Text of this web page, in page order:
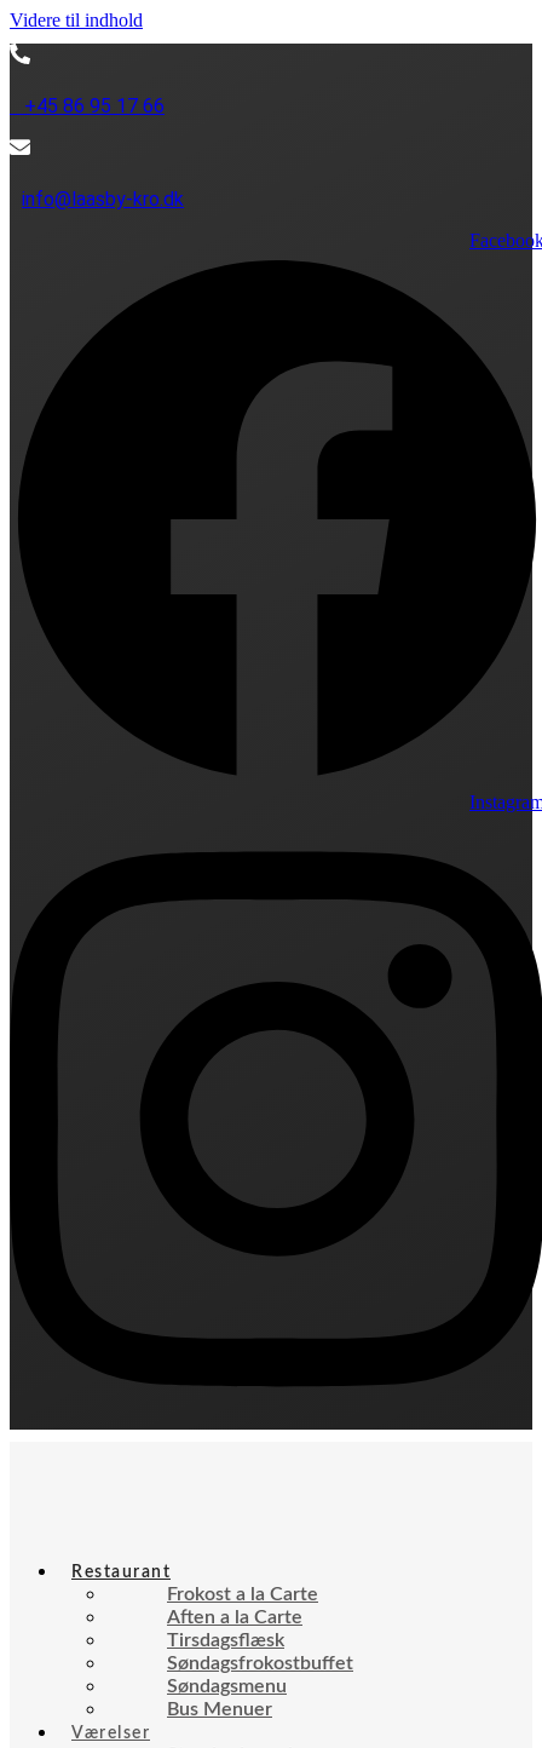
Videre til indhold
+45 86 95 17 66
info@laasby-kro.dk
Restaurant
Frokost a la Carte
Aften a la Carte
Tirsdagsflæsk
Søndagsfrokostbuffet
Søndagsmenu
Bus Menuer
Værelser